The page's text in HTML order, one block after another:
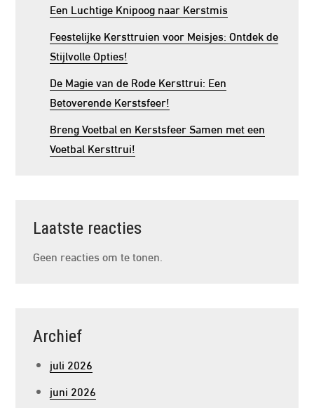
Een Luchtige Knipoog naar Kerstmis
Feestelijke Kersttruien voor Meisjes: Ontdek de
Stijlvolle Opties!
De Magie van de Rode Kersttrui: Een
Betoverende Kerstsfeer!
Breng Voetbal en Kerstsfeer Samen met een
Voetbal Kersttrui!
Laatste reacties
Geen reacties om te tonen.
Archief
juli 2026
juni 2026